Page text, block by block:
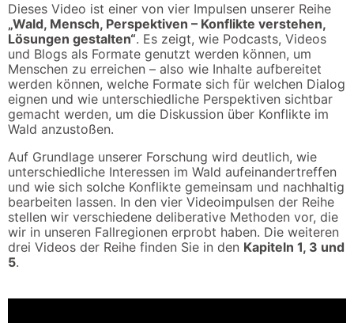
Dieses Video ist einer von vier Impulsen unserer Reihe
„Wald, Mensch, Perspektiven – Konflikte verstehen,
Lösungen gestalten“. Es zeigt, wie Podcasts, Videos
und Blogs als Formate genutzt werden können, um
Menschen zu erreichen – also wie Inhalte aufbereitet
werden können, welche Formate sich für welchen Dialog
eignen und wie unterschiedliche Perspektiven sichtbar
gemacht werden, um die Diskussion über Konflikte im
Wald anzustoßen.
Auf Grundlage unserer Forschung wird deutlich, wie
unterschiedliche Interessen im Wald aufeinandertreffen
und wie sich solche Konflikte gemeinsam und nachhaltig
bearbeiten lassen. In den vier Videoimpulsen der Reihe
stellen wir verschiedene deliberative Methoden vor, die
wir in unseren Fallregionen erprobt haben. Die weiteren
drei Videos der Reihe finden Sie in den Kapiteln 1, 3 und
5.